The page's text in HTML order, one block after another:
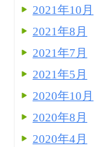
2021年10月
2021年8月
2021年7月
2021年5月
2020年10月
2020年8月
2020年4月